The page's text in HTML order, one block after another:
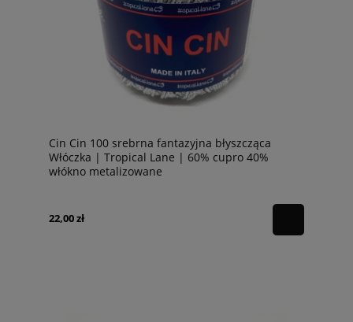
Cin Cin 100 srebrna fantazyjna błyszcząca
Włóczka | Tropical Lane | 60% cupro 40%
włókno metalizowane
22,00 zł